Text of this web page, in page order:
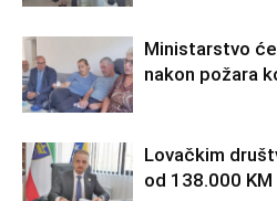
Ministarstvo
nakon požara
Lovačkim
od 138.000 KM